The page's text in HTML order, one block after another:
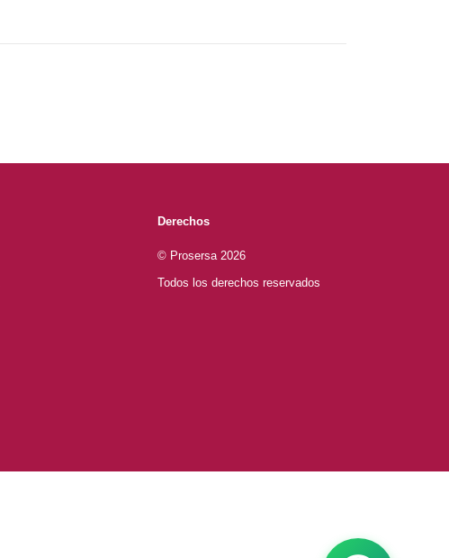
Derechos
© Prosersa 2026
Todos los derechos reservados